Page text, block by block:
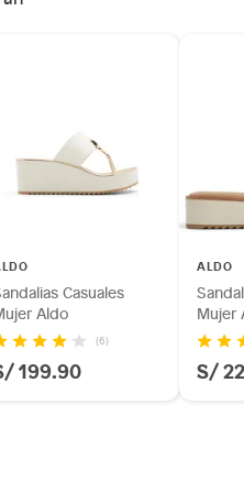
Casuales
Aldo
(6)
199.90
ALDO
Mujer
S/